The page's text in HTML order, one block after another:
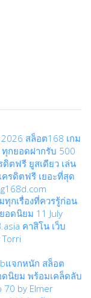
สล็อต168 เกม
กยอดฝากรับ 500
ดิตฟรี ยูสเดียว เล่น
รดิตฟรี เยอะที่สุด
กเรื่องที่ควรรู้ก่อน
อดนิยม 11 July
คาสิโน เว็บ
แจกหนัก สล็อต
ดนิยม พร้อมเคล็ดลับ
70 by Elmer